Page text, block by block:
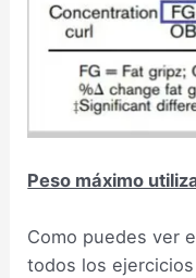
Peso máximo
Como puedes ver
todos los